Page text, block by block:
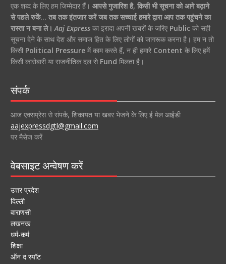
एक शब्द के लिए हम जिम्मेदार हैं। आपसे गुजारिश है, किसी भी सूचना को आगे बढ़ाने
से पहले रुकें… तब तक इंतजार करें जब तक सच्चाई हमारे द्वारा आप तक पहुंचने का
रास्ता न बना ले। Aaj Expressका इरादा अपनी खबरों के जरिए Publicको सही
सूचना देने के साथ देश और समाज हित के लिए लोगों को जागरूक करना है। हम न तो
किसी Political Pressureमें काम करते हैं, न ही हमारे Content के लिए हमें
किसी कारोबारी या राजनीतिक दल से Fund मिलता है।
संपर्क
आज एक्सप्रेस से संपर्क, शिकायत या खबर भेजने के लिए ई मेल आईडी
aajexpressdgtl@gmail.com
पर मैसेज करें
वेबसाइट अन्वेषण करें
उत्तर प्रदेश
दिल्ली
वाराणसी
लखनऊ
धर्म-कर्म
शिक्षा
ऑन द स्पॉट